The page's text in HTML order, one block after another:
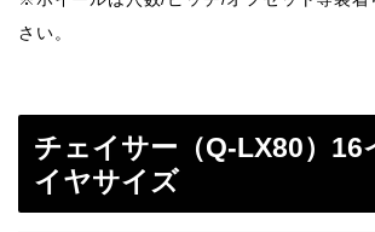
さい。
チェイサー（Q-LX80）16
イヤサイズ